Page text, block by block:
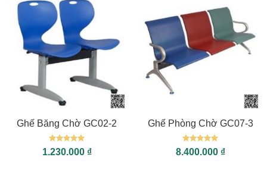
Ghế Băng Chờ GC02-2
Được xếp
hạng55
1.230.000 ₫
Ghế Phòng Chờ GC07-3
Được xếp
hạng55
8.400.000 ₫